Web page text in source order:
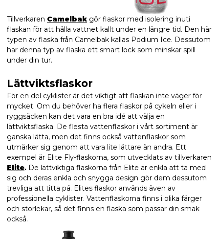
Tillverkaren Camelbak gör flaskor med isolering inuti
flaskan för att hålla vattnet kallt under en längre tid. Den här
typen av flaska från Camelbak kallas Podium Ice. Dessutom
har denna typ av flaska ett smart lock som minskar spill
under din tur.
Lättviktsflaskor
För en del cyklister är det viktigt att flaskan inte väger för
mycket. Om du behöver ha flera flaskor på cykeln eller i
ryggsäcken kan det vara en bra idé att välja en
lättviktsflaska. De flesta vattenflaskor i vårt sortiment är
ganska lätta, men det finns också vattenflaskor som
utmärker sig genom att vara lite lättare än andra. Ett
exempel är Elite Fly-flaskorna, som utvecklats av tillverkaren
Elite. De lättviktiga flaskorna från Elite är enkla att ta med
sig och deras enkla och snygga design gör dem dessutom
trevliga att titta på. Elites flaskor används även av
professionella cyklister. Vattenflaskorna finns i olika färger
och storlekar, så det finns en flaska som passar din smak
också.